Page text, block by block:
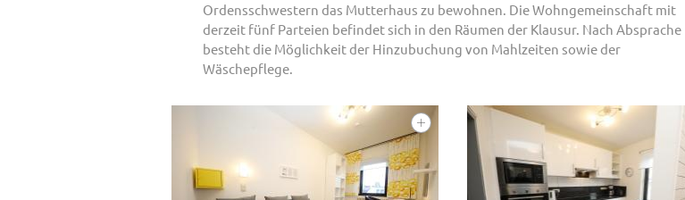
Ordensschwestern das Mutterhaus zu bewohnen. Die Wohngemeinschaft mit
derzeit fünf Parteien befindet sich in den Räumen der Klausur. Nach Absprache
besteht die Möglichkeit der Hinzubuchung von Mahlzeiten sowie der
Wäschepflege.